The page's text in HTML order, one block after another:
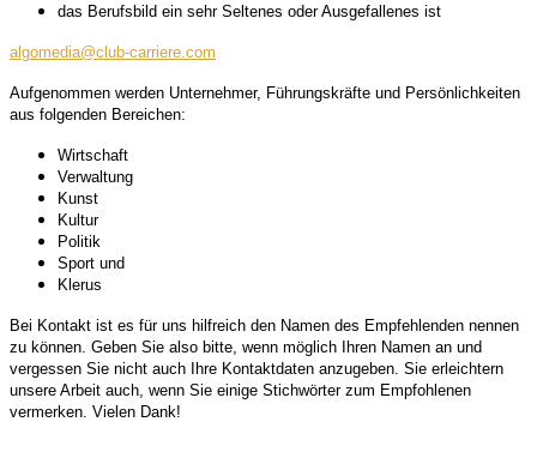
das Berufsbild ein sehr Seltenes oder Ausgefallenes ist
algomedia@club-carriere.com
Aufgenommen werden Unternehmer, Führungskräfte und Persönlichkeiten
aus folgenden Bereichen:
Wirtschaft
Verwaltung
Kunst
Kultur
Politik
Sport und
Klerus
Bei Kontakt ist es für uns hilfreich den Namen des Empfehlenden nennen
zu können. Geben Sie also bitte, wenn möglich Ihren Namen an und
vergessen Sie nicht auch Ihre Kontaktdaten anzugeben. Sie erleichtern
unsere Arbeit auch, wenn Sie einige Stichwörter zum Empfohlenen
vermerken. Vielen Dank!